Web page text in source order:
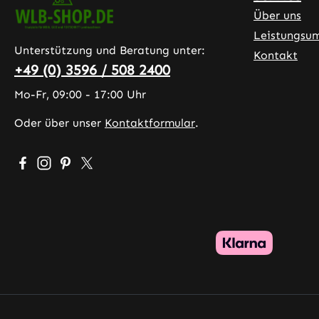
Unterstützung und Beratung unter:
+49 (0) 3596 / 508 2400
Mo-Fr, 09:00 - 17:00 Uhr
Oder über unser Kontaktformular.
Besuche uns auf Facebook – öffnet in neuem Tab
Schau auf Instagram vorbei – öffnet in neuem Tab
Lass dich auf Pinterest inspirieren – öffnet in
Folge uns auf X – öffnet in neuem Tab
Über uns
Kontakt